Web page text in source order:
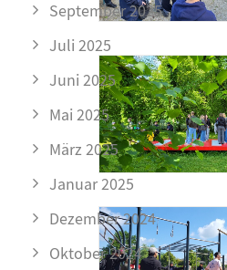
September 2025
Juli 2025
Juni 2025
Mai 2025
März 2025
Januar 2025
Dezember 2024
Oktober 2024